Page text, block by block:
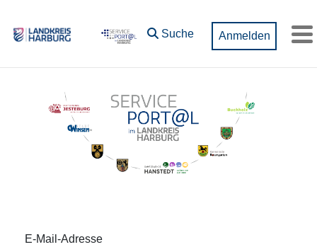
Suche Anmelden
Anmeldung
E-Mail-Adresse